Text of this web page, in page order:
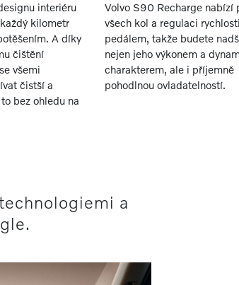
interiéru
kilometr
A díky
čištění
všemi
čistší a
bez ohledu na
Volvo S90 Recharge nabízí
všech kol a regulaci
pedálem, takže budete
nejen jeho výkonem a
charakterem, ale i příjemně
pohodlnou ovladatelností.
a